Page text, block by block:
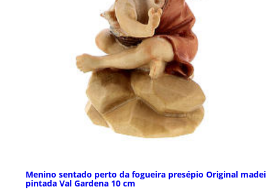
Menino sentado perto da fogueira presépio Original
pintada Val Gardena 10 cm